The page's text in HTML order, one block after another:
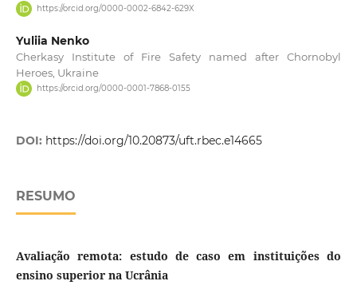
https://orcid.org/0000-0002-6842-629X
Yuliia Nenko
Cherkasy Institute of Fire Safety named after Chornobyl
Heroes, Ukraine
https://orcid.org/0000-0001-7868-0155
DOI: https://doi.org/10.20873/uft.rbec.e14665
RESUMO
Avaliação remota: estudo de caso em instituições do
ensino superior na Ucrânia